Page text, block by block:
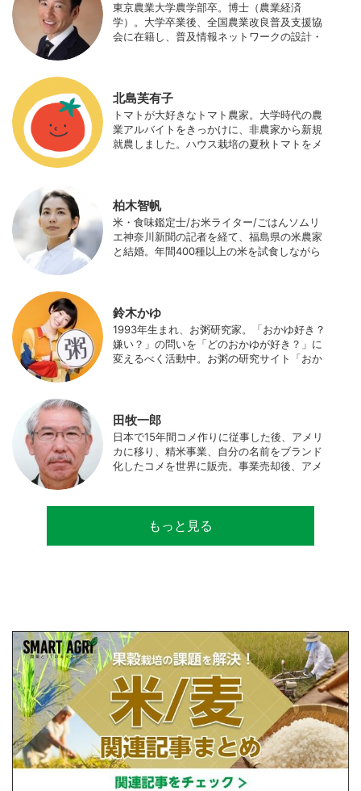
東京農業大学農学部卒。博士（農業経済
学）。大学卒業後、全国農業改良普及支援協
会に在籍し、普及情報ネットワークの設計・
の実証試験や農産物輸出などに関わった。主
にスマート農業の実証試験やコンサルなどに
携わっている。 HP：http://www.ijas.co.jp/
北島芙有子
トマトが大好きなトマト農家。大学時代の農
業アルバイトをきっかけに、非農家から新規
就農しました。ハウス栽培の夏秋トマトをメ
柏木智帆
米・食味鑑定士/お米ライター/ごはんソムリ
エ神奈川新聞の記者を経て、福島県の米農家
と結婚。年間400種以上の米を試食しながら
食事やお弁当づくりを通して、食育にも目を
向けている。プロフィール写真 ©杉山晃造
鈴木かゆ
1993年生まれ、お粥研究家。「おかゆ好き？
嫌い？」の問いを「どのおかゆが好き？」に
変えるべく活動中。お粥の研究サイト「おか
田牧一郎
日本で15年間コメ作りに従事した後、アメリ
カに移り、精米事業、自分の名前をブランド
化したコメを世界に販売。事業売却後、アメ
サルティングとして関わり、企業などの依頼
で世界12カ国の良質米生産可能産地を訪問調
もっと見る